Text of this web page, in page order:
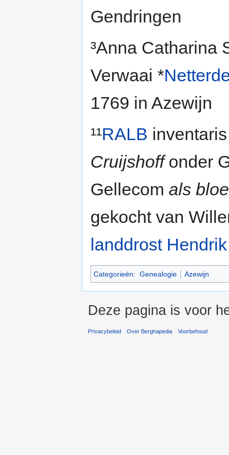
Gendringen
³Anna Catharina
Verwaai *
1769 in Azewijn
¹¹RALB
Cruijshoffonder
Gellecom als
gekocht van
landdrost
Categorieën: Genealogie Azewijn
Deze pagina is voor
Privacybeleid Over Berghapedia Voorbehoud